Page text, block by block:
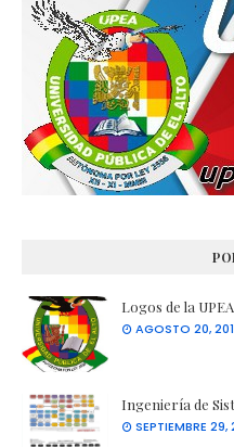
Logos de la UPEA
AGOSTO 20,
Ingeniería de
SEPTIEMBRE 29,